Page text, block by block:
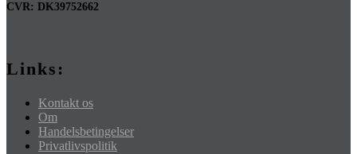
CVR: DK39752662
Links:
Kontakt os
Om
Handelsbetingelser
Privatlivspolitik